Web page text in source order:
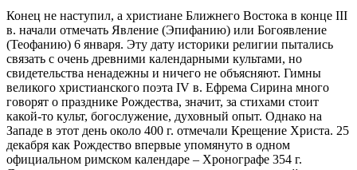
Конец не наступил, а христиане Ближнего Востока в конце III
в. начали отмечать Явление (Эпифанию) или Богоявление
(Теофанию) 6 января. Эту дату историки религии пытались
связать с очень древними календарными культами, но
свидетельства ненадежны и ничего не объясняют. Гимны
великого христианского поэта IV в. Ефрема Сирина много
говорят о празднике Рождества, значит, за стихами стоит
какой-то культ, богослужение, духовный опыт. Однако на
Западе в этот день около 400 г. отмечали Крещение Христа. 25
декабря как Рождество впервые упомянуто в одном
официальном римском календаре – Хронографе 354 г.